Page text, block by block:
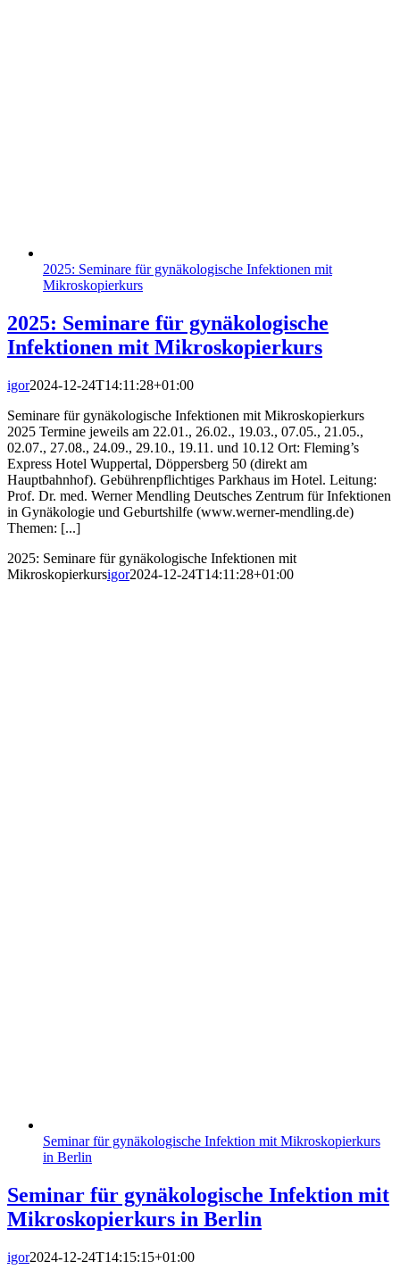
2025: Seminare für gynäkologische Infektionen mit
Mikroskopierkurs
2025: Seminare für gynäkologische
Infektionen mit Mikroskopierkurs
igor2024-12-24T14:11:28+01:00
Seminare für gynäkologische Infektionen mit Mikroskopierkurs
2025 Termine jeweils am 22.01., 26.02., 19.03., 07.05., 21.05.,
02.07., 27.08., 24.09., 29.10., 19.11. und 10.12 Ort: Fleming’s
Express Hotel Wuppertal, Döppersberg 50 (direkt am
Hauptbahnhof). Gebührenpflichtiges Parkhaus im Hotel. Leitung:
Prof. Dr. med. Werner Mendling Deutsches Zentrum für Infektionen
in Gynäkologie und Geburtshilfe (www.werner-mendling.de)
Themen: [...]
2025: Seminare für gynäkologische Infektionen mit
Mikroskopierkursigor2024-12-24T14:11:28+01:00
Seminar für gynäkologische Infektion mit Mikroskopierkurs
in Berlin
Seminar für gynäkologische Infektion mit
Mikroskopierkurs in Berlin
igor2024-12-24T14:15:15+01:00